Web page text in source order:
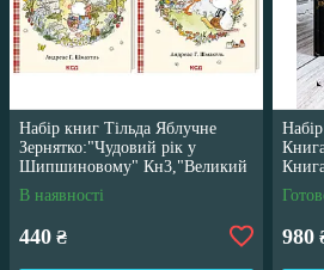
Набір книг Тільда Яблучне
Зернятко:"Чудовий рік у
Шипшиновому" Кн3,"Великий
переполох" Кн 4
В наявності
440 ₴ 980